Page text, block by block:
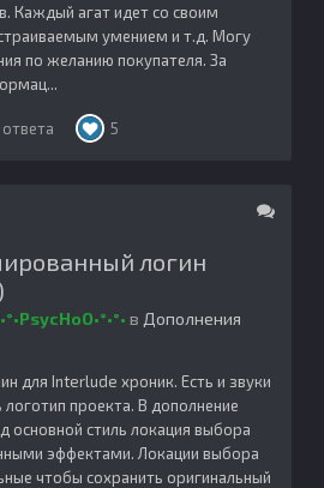
Каждый агат идет со своим
умением и т.д. Могу
по желанию покупателя. За
5
логин
в Дополнения
для Interlude хроник. Есть и звуки
проекта. В дополнение
основной стиль локация выбора
эффектами. Локации выбора
чтобы сохранить оригинальный